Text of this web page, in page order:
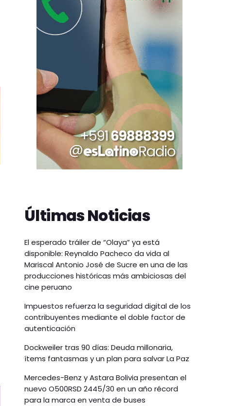
Últimas Noticias
El esperado tráiler de “Olaya” ya está
disponible: Reynaldo Pacheco da vida al
Mariscal Antonio José de Sucre en una de las
producciones históricas más ambiciosas del
cine peruano
Impuestos refuerza la seguridad digital de los
contribuyentes mediante el doble factor de
autenticación
Dockweiler tras 90 días: Deuda millonaria,
ítems fantasmas y un plan para salvar La Paz
Mercedes-Benz y Astara Bolivia presentan el
nuevo O500RSD 2445/30 en un año récord
para la marca en venta de buses